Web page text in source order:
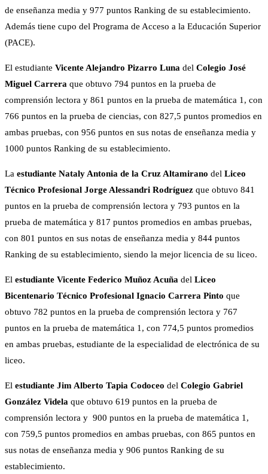
de enseñanza media y 977 puntos Ranking de su establecimiento.
Además tiene cupo del Programa de Acceso a la Educación Superior
(PACE).
El estudiante Vicente Alejandro Pizarro Luna del Colegio José
Miguel Carrera que obtuvo 794 puntos en la prueba de
comprensión lectora y 861 puntos en la prueba de matemática 1, con
766 puntos en la prueba de ciencias, con 827,5 puntos promedios en
ambas pruebas, con 956 puntos en sus notas de enseñanza media y
1000 puntos Ranking de su establecimiento.
La estudiante Nataly Antonia de la Cruz Altamirano del Liceo
Técnico Profesional Jorge Alessandri Rodríguez que obtuvo 841
puntos en la prueba de comprensión lectora y 793 puntos en la
prueba de matemática y 817 puntos promedios en ambas pruebas,
con 801 puntos en sus notas de enseñanza media y 844 puntos
Ranking de su establecimiento, siendo la mejor licencia de su liceo.
El estudiante Vicente Federico Muñoz Acuña del Liceo
Bicentenario Técnico Profesional Ignacio Carrera Pinto que
obtuvo 782 puntos en la prueba de comprensión lectora y 767
puntos en la prueba de matemática 1, con 774,5 puntos promedios
en ambas pruebas, estudiante de la especialidad de electrónica de su
liceo.
El estudiante Jim Alberto Tapia Codoceo del Colegio Gabriel
González Videla que obtuvo 619 puntos en la prueba de
comprensión lectora y 900 puntos en la prueba de matemática 1,
con 759,5 puntos promedios en ambas pruebas, con 865 puntos en
sus notas de enseñanza media y 906 puntos Ranking de su
establecimiento.